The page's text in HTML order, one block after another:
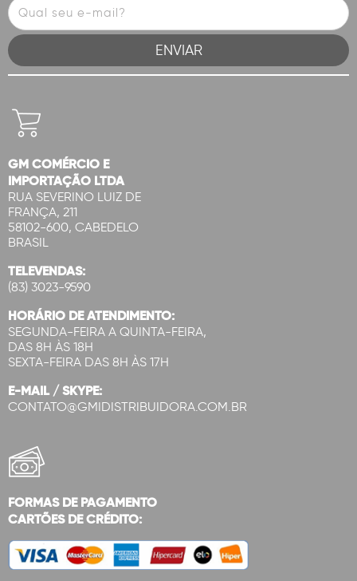
GM COMÉRCIO E
IMPORTAÇÃO LTDA
RUA SEVERINO LUIZ DE
FRANÇA, 211
58102-600, CABEDELO
BRASIL
TELEVENDAS:
(83) 3023-9590
HORÁRIO DE ATENDIMENTO:
SEGUNDA-FEIRA A QUINTA-FEIRA,
DAS 8H ÀS 18H
SEXTA-FEIRA DAS 8H ÀS 17H
E-MAIL / SKYPE:
CONTATO@GMIDISTRIBUIDORA.COM.BR
FORMAS DE PAGAMENTO
CARTÕES DE CRÉDITO: